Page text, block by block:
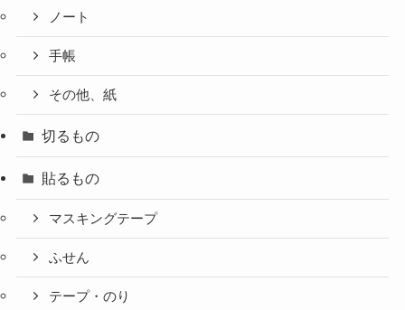
ノート
手帳
その他、紙
切るもの
貼るもの
マスキングテープ
ふせん
テープ・のり